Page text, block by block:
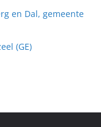
en Dal, gemeente
(GE)